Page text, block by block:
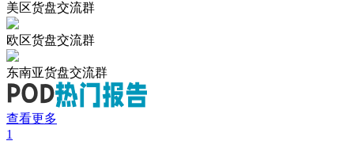
美区货盘交流群
欧区货盘交流群
东南亚货盘交流群
查看更多
1